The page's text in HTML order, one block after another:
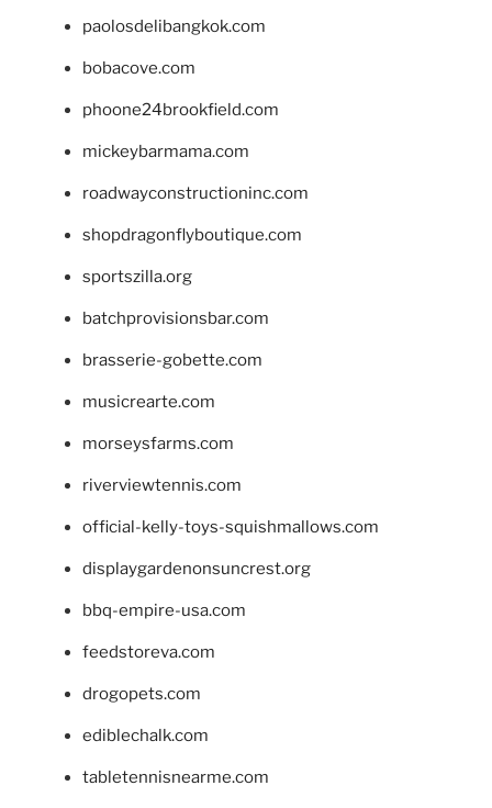
paolosdelibangkok.com
bobacove.com
phoone24brookfield.com
mickeybarmama.com
roadwayconstructioninc.com
shopdragonflyboutique.com
sportszilla.org
batchprovisionsbar.com
brasserie-gobette.com
musicrearte.com
morseysfarms.com
riverviewtennis.com
official-kelly-toys-squishmallows.com
displaygardenonsuncrest.org
bbq-empire-usa.com
feedstoreva.com
drogopets.com
ediblechalk.com
tabletennisnearme.com